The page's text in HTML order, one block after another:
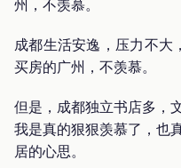
州，不羡慕。
成都生活安逸，压力不大
买房的广州，不羡慕。
但是，成都独立书店多，
我是真的狠狠羡慕了，也
居的心思。